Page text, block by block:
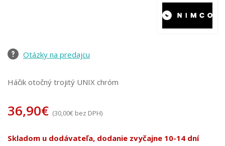
Otázky na predajcu
Háčik otočný trojitý UNIX chróm
36,90€ (30,00€ bez DPH)
Skladom u dodávateľa, dodanie zvyčajne 10-14 dní